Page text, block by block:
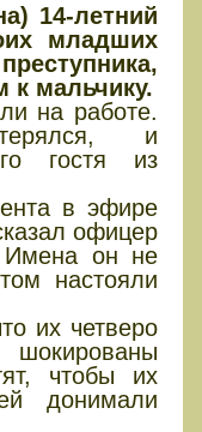
14-летний
младших
к мальчику.
на работе.
и
гостя из
в эфире
офицер
он не
настояли
их четверо
чтобы их
донимали